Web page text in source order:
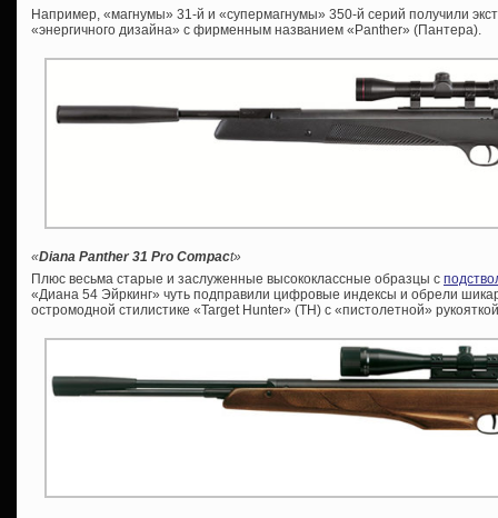
Например, «магнумы» 31-й и «супермагнумы» 350-й серий получили
«энергичного дизайна» с фирменным названием «Panther» (Пантера).
«Diana Panther 31 Pro Compact»
Плюс весьма старые и заслуженные высококлассные образцы с
«Диана 54 Эйркинг» чуть подправили цифровые индексы и обрели
остромодной стилистике «Target Hunter» (ТН) с «пистолетной»